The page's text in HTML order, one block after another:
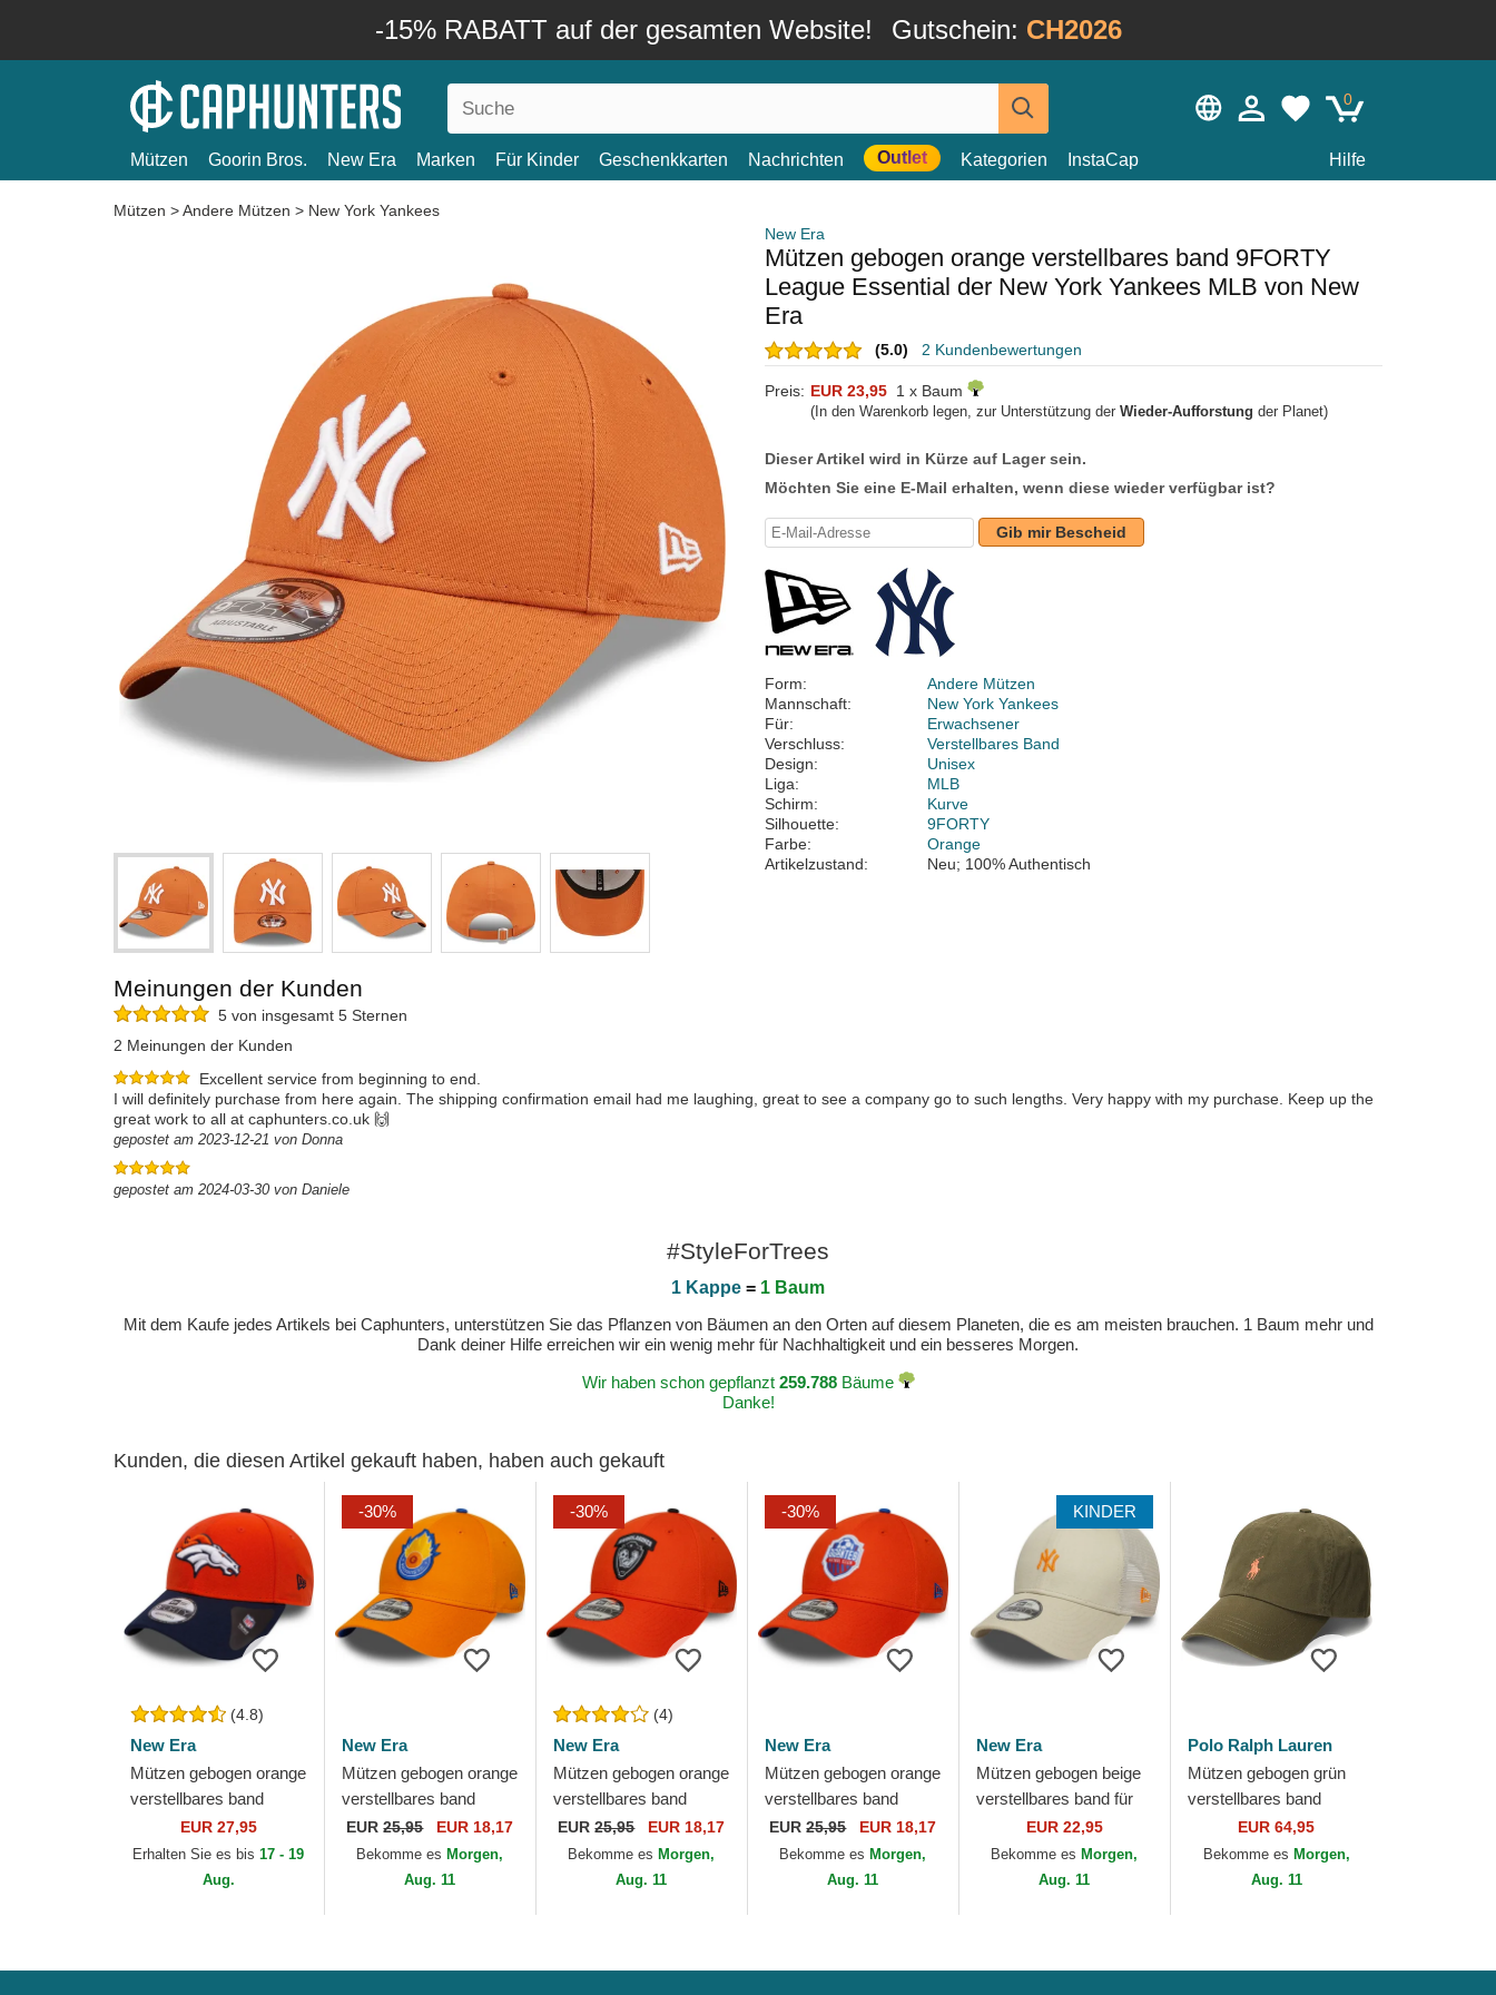
-15% RABATT auf der gesamten Website! Gutschein: CH2026
0
Mützen Goorin Bros. New Era Marken Für Kinder Geschenkkarten Nachrichten Outlet Kategorien InstaCap Hilfe
Mützen >Andere Mützen > New York Yankees
New Era
Mützen gebogen orange verstellbares band 9FORTY
League Essential der New York Yankees MLB von New
Era
(5.0) 2 Kundenbewertungen
Preis: EUR 23,95 1 x Baum
(In den Warenkorb legen, zur Unterstützung der Wieder-Aufforstung der Planet)
Dieser Artikel wird in Kürze auf Lager sein.
Möchten Sie eine E-Mail erhalten, wenn diese wieder verfügbar ist?
Gib mir Bescheid
Form:
Andere Mützen
Mannschaft:
New York Yankees
Für:
Erwachsener
Verschluss:
Verstellbares Band
Design:
Unisex
Liga:
MLB
Schirm:
Kurve
Silhouette:
9FORTY
Farbe:
Orange
Artikelzustand:
Neu; 100% Authentisch
Meinungen der Kunden
5 von insgesamt 5 Sternen
2 Meinungen der Kunden
Excellent service from beginning to end.
I will definitely purchase from here again. The shipping confirmation email had me laughing, great to see a company go to such lengths. Very happy with my purchase. Keep up the
great work to all at caphunters.co.uk 🙌
gepostet am 2023-12-21 von Donna
gepostet am 2024-03-30 von Daniele
#StyleForTrees
1 Kappe = 1 Baum
Mit dem Kaufe jedes Artikels bei Caphunters, unterstützen Sie das Pflanzen von Bäumen an den Orten auf diesem Planeten, die es am meisten brauchen. 1 Baum mehr und
Dank deiner Hilfe erreichen wir ein wenig mehr für Nachhaltigkeit und ein besseres Morgen.
Wir haben schon gepflanzt 259.788Bäume
Danke!
Kunden, die diesen Artikel gekauft haben, haben auch gekauft
(4.8)
New Era
Mützen gebogen orange
verstellbares band
9FORTY The League
der Denver Broncos
NFL von New Era
EUR 27,95
Erhalten Sie es bis17 - 19
Aug.
-30%
New Era
Mützen gebogen orange
verstellbares band
9FORTY Core der
Saiyans FC Kings
League von New Era
EUR25,95 EUR 18,17
Bekomme es Morgen,
Aug. 11
-30%
(4)
New Era
Mützen gebogen orange
verstellbares band
9FORTY Core der
Aniquiladores FC Kings
League von New Era
EUR25,95 EUR 18,17
Bekomme es Morgen,
Aug. 11
-30%
New Era
Mützen gebogen orange
verstellbares band
9FORTY Core der
Jijantes FC Kings
League von New Era
EUR25,95 EUR 18,17
Bekomme es Morgen,
Aug. 11
KINDER
New Era
Mützen gebogen beige
verstellbares band für
Kinder 9FORTY
Homefield der New York
Yankees MLB von...
EUR 22,95
Bekomme es Morgen,
Aug. 11
Polo Ralph Lauren
Mützen gebogen grün
verstellbares band
Cotton Chino Classic
Sport von Polo Ralph
EUR 64,95
Bekomme es Morgen,
Aug. 11